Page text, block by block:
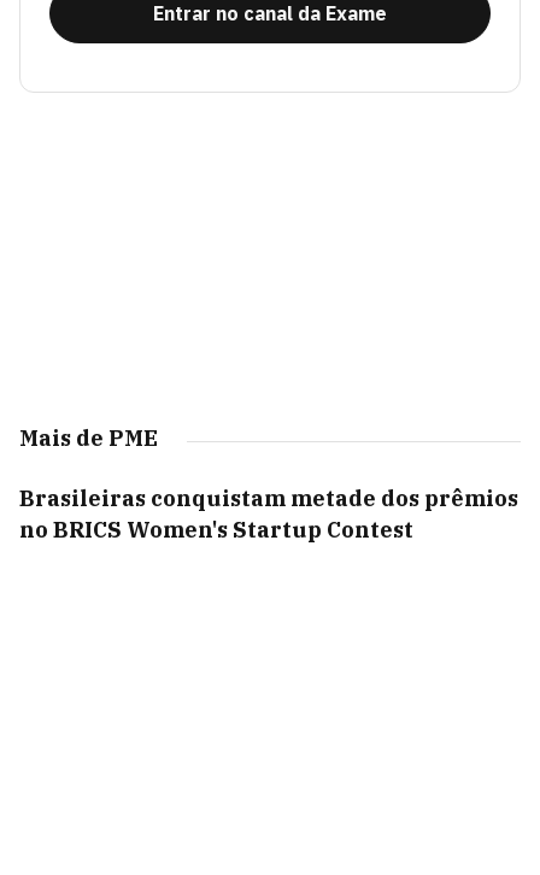
Entrar no canal da Exame
Mais de PME
Brasileiras conquistam metade dos prêmios
no BRICS Women's Startup Contest